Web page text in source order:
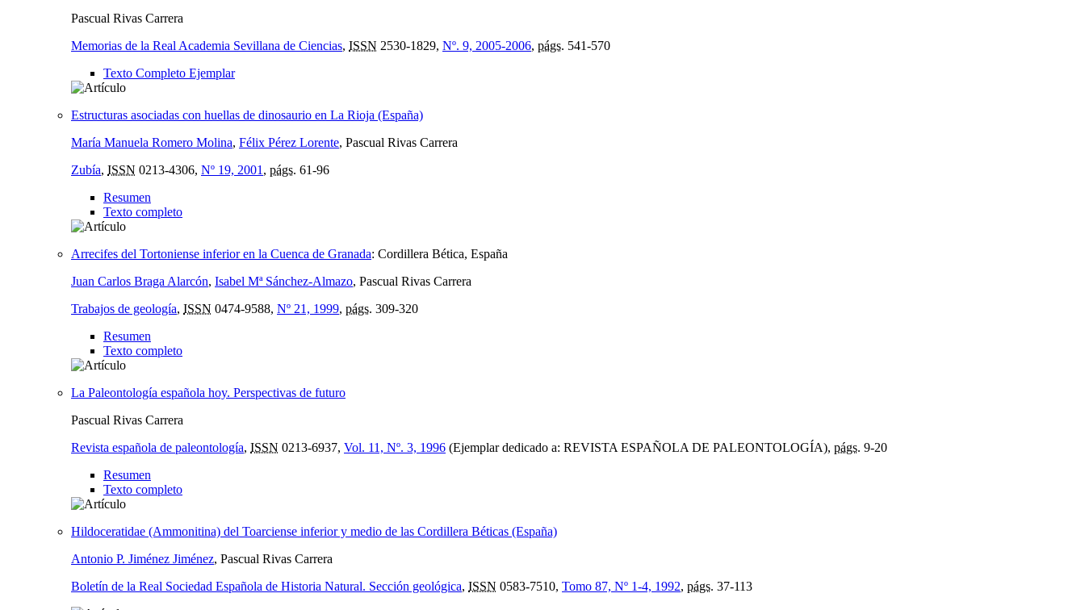
Pascual Rivas Carrera
Memorias de la Real Academia Sevillana de Ciencias, ISSN 2530-1829, Nº. 9, 2005-2006, págs. 541-570
Texto Completo Ejemplar
Estructuras asociadas con huellas de dinosaurio en La Rioja (España)
María Manuela Romero Molina, Félix Pérez Lorente, Pascual Rivas Carrera
Zubía, ISSN 0213-4306, Nº 19, 2001 , págs. 61-96
Resumen
Texto completo
Arrecifes del Tortoniense inferior en la Cuenca de Granada: Cordillera Bética, España
Juan Carlos Braga Alarcón, Isabel Mª Sánchez-Almazo, Pascual Rivas Carrera
Trabajos de geología, ISSN 0474-9588, Nº 21, 1999, págs. 309-320
Resumen
Texto completo
La Paleontología española hoy. Perspectivas de futuro
Pascual Rivas Carrera
Revista española de paleontología, ISSN 0213-6937, Vol. 11, Nº. 3, 1996 (Ejemplar dedicado a: REVISTA ESPAÑOLA DE PALEONTOLOGÍA), págs. 9-20
Resumen
Texto completo
Hildoceratidae (Ammonitina) del Toarciense inferior y medio de las Cordillera Béticas (España)
Antonio P. Jiménez Jiménez, Pascual Rivas Carrera
Boletín de la Real Sociedad Española de Historia Natural. Sección geológica, ISSN 0583-7510, Tomo 87, Nº 1-4, 1992, págs. 37-113